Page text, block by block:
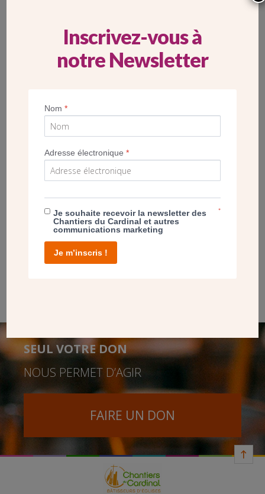
ASNIÈRES-SUR-SEINE (92)
L’ancien presbytère, entouré d’un jardin a été
entièrement rénové, pour une famille en mission de
SEUL VOTRE DON
NOUS PERMET D’AGIR
FAIRE UN DON
Inscrivez-vous à
notre Newsletter
Nom*
Adresse électronique*
Je souhaite recevoir la newsletter des
Chantiers du Cardinal et autres
communications marketing
*
Je m’inscris !